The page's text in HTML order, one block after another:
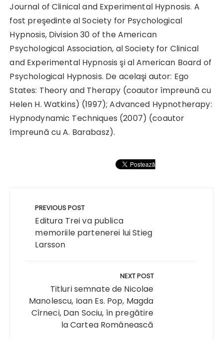
Journal of Clinical and Experimental Hypnosis. A
fost preşedinte al Society for Psychological
Hypnosis, Division 30 of the American
Psychological Association, al Society for Clinical
and Experimental Hypnosis şi al American Board of
Psychological Hypnosis. De acelaşi autor: Ego
States: Theory and Therapy (coautor împreună cu
Helen H. Watkins) (1997); Advanced Hypnotherapy:
Hypnodynamic Techniques (2007) (coautor
împreună cu A. Barabasz).
articole
PREVIOUS POST
Editura Trei va publica
memoriile partenerei lui Stieg
Larsson
NEXT POST
Titluri semnate de Nicolae
Manolescu, Ioan Es. Pop, Magda
Cîrneci, Dan Sociu, în pregătire
la Cartea Românească